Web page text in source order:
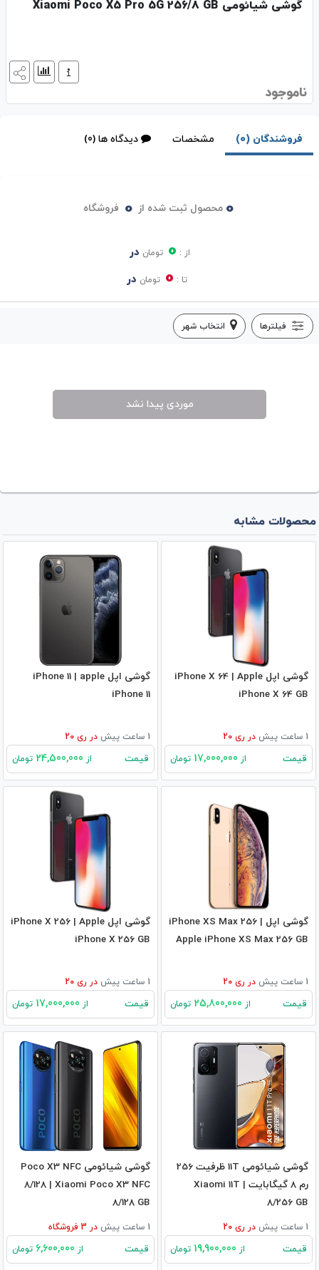
گوشی شیائومی Xiaomi Poco X5 Pro 5G 256/8 GB
ناموجود
فروشندگان (0) مشخصات دیدگاه ها (0)
0 محصول ثبت شده از 0 فروشگاه
از : 0 تومان در
تا : 0 تومان در
فیلترها انتخاب شهر
موردی پیدا نشد
محصولات مشابه
گوشی اپل iPhone X 64 | Apple
iPhone X 64 GB
1 ساعت پیش در ری 20
قیمت از تومان
گوشی اپل iPhone 11 | apple
iPhone 11
1 ساعت پیش در ری 20
قیمت از تومان
گوشی اپل iPhone XS Max 256 |
Apple iPhone XS Max 256 GB
1 ساعت پیش در ری 20
قیمت از تومان
گوشی اپل iPhone X 256 | Apple
iPhone X 256 GB
1 ساعت پیش در ری 20
قیمت از تومان
گوشی شیائومی 11T ظرفیت 256
رم 8 گیگابایت | Xiaomi 11T
8/256 GB
1 ساعت پیش در ری 20
قیمت از تومان
گوشی شیائومی Poco X3 NFC
8/128 | Xiaomi Poco X3 NFC
8/128 GB
1 ساعت پیش در فروشگاه
قیمت از تومان